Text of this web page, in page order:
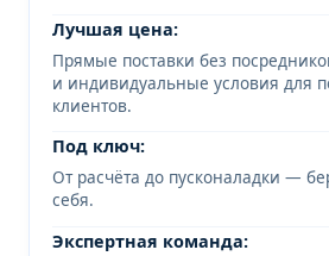
Лучшая цена:
Прямые поставки без
и индивидуальные условия для
клиентов.
Под ключ:
От расчёта до пусконаладки —
себя.
Экспертная команда: